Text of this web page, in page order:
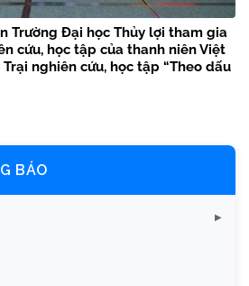
Trường Đại học Thủy lợi tham gia
cứu, học tập của thanh niên Việt
nghiên cứu, học tập “Theo dấu
BÁO